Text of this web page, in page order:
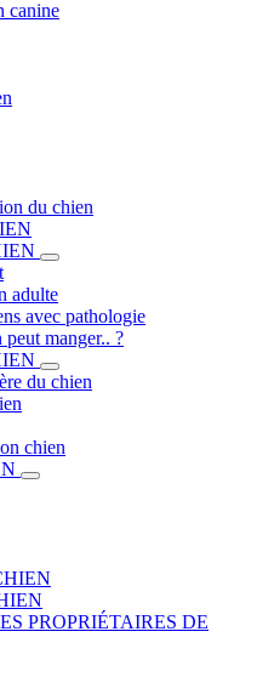
canine
du chien
adulte
avec pathologie
manger.. ?
du chien
chien
PROPRIÉTAIRES DE